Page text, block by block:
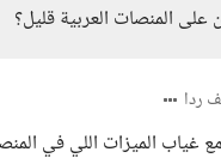
على المنصات العربية قليل؟
ردا
غياب الميزات اللي في